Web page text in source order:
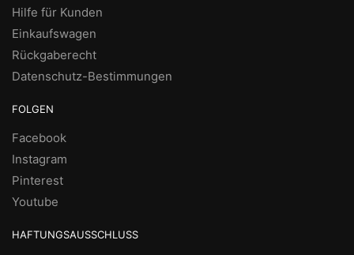
Hilfe für Kunden
Einkaufswagen
Rückgaberecht
Datenschutz-Bestimmungen
FOLGEN
Facebook
Instagram
Pinterest
Youtube
HAFTUNGSAUSSCHLUSS